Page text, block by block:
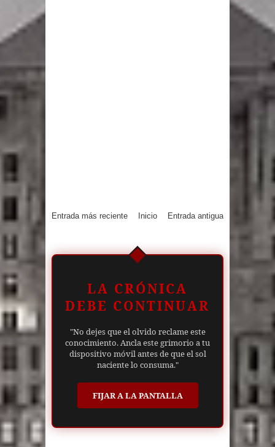
Entrada más reciente Entrada antigua
Inicio
LA CRÓNICA
DEBE CONTINUAR
"No dejes que el olvido reclame este
conocimiento. Ancla este grimorio a tu
dispositivo móvil antes de que el sol
naciente lo consuma."
FIJAR A LA PANTALLA